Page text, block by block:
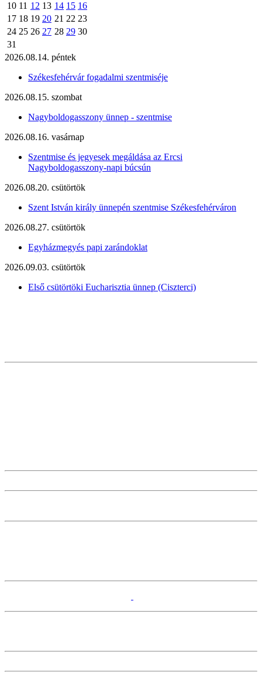
10 11 12 13 14 15 16
17 18 19 20 21 22 23
24 25 26 27 28 29 30
31
2026.08.14. péntek
Székesfehérvár fogadalmi szentmiséje
2026.08.15. szombat
Nagyboldogasszony ünnep - szentmise
2026.08.16. vasárnap
Szentmise és jegyesek megáldása az Ercsi
Nagyboldogasszony-napi búcsún
2026.08.20. csütörtök
Szent István király ünnepén szentmise Székesfehérváron
2026.08.27. csütörtök
Egyházmegyés papi zarándoklat
2026.09.03. csütörtök
Első csütörtöki Eucharisztia ünnep (Ciszterci)